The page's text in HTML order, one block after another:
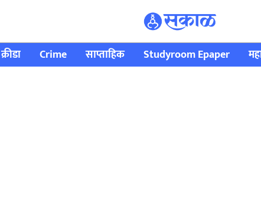
क्रीडा Crime साप्ताहिक Studyroom Epaper